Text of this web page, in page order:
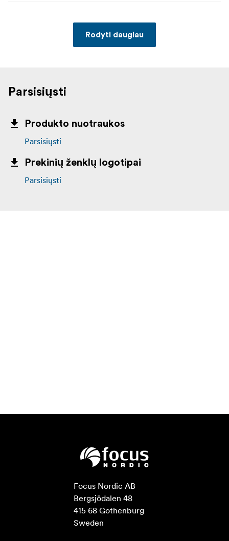
Rodyti daugiau
Parsisiųsti
Produkto nuotraukos
Parsisiųsti
Prekinių ženklų logotipai
Parsisiųsti
Focus Nordic AB
Bergsjödalen 48
415 68 Gothenburg
Sweden